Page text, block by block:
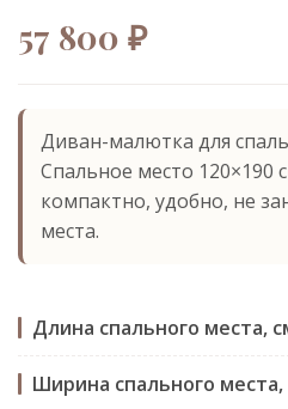
57 800 ₽
Диван-малютка для
Спальное место
компактно, удобно, не
места.
Длина спального места,
Ширина спального места,